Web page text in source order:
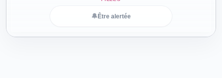
🔔 Être alertée